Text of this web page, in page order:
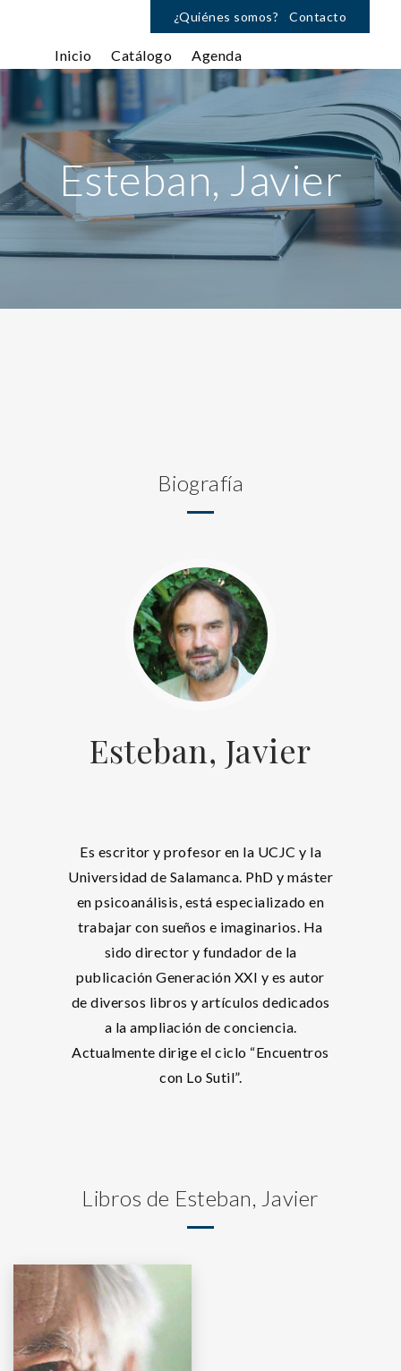
¿Quiénes somos? Contacto
Inicio Catálogo Agenda
Esteban, Javier
Biografía
Esteban, Javier
Es escritor y profesor en la UCJC y la
Universidad de Salamanca. PhD y máster
en psicoanálisis, está especializado en
trabajar con sueños e imaginarios. Ha
sido director y fundador de la
publicación Generación XXI y es autor
de diversos libros y artículos dedicados
a la ampliación de conciencia.
Actualmente dirige el ciclo “Encuentros
con Lo Sutil”.
Libros de Esteban, Javier